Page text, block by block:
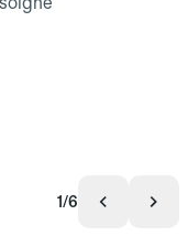
1/6